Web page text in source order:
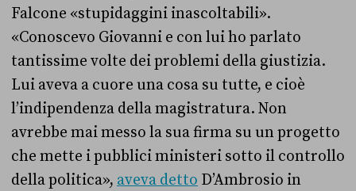
Falcone «stupidaggini inascoltabili».
«Conoscevo Giovanni e con lui ho parlato
tantissime volte dei problemi della giustizia.
Lui aveva a cuore una cosa su tutte, e cioè
l’indipendenza della magistratura. Non
avrebbe mai messo la sua firma su un progetto
che mette i pubblici ministeri sotto il controllo
della politica», aveva detto D’Ambrosio in